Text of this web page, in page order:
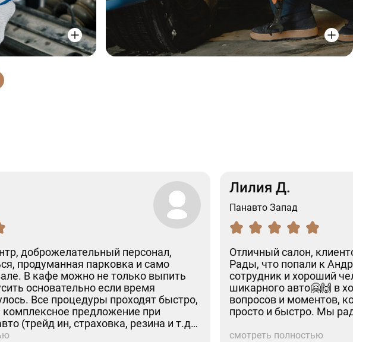
доброжелательный персонал,
продуманная парковка и само
В кафе можно не только выпить
основательно если время
Все процедуры проходят быстро,
предложение при
(трейд ин, страховка, резина и т.д).
положительные эмоции.
Лилия Д.
Панавто Запад
Отличный салон,
Рады, что попали к
сотрудник и хороший
шикарного авто🤗🙌 в ходе
вопросов и моментов,
просто и быстро. Мы рады
смотреть полностью